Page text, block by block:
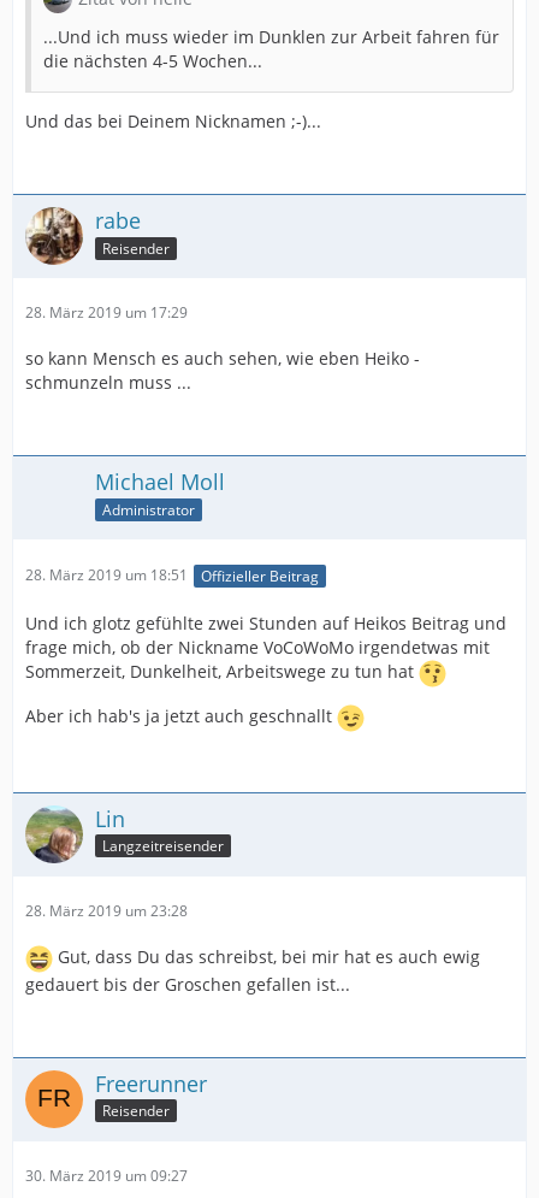
...Und ich muss wieder im Dunklen zur Arbeit fahren für
die nächsten 4-5 Wochen...
Und das bei Deinem Nicknamen ;-)...
rabe
Reisender
28. März 2019 um 17:29
so kann Mensch es auch sehen, wie eben Heiko -
schmunzeln muss ...
Michael Moll
Administrator
28. März 2019 um 18:51 Offizieller Beitrag
Und ich glotz gefühlte zwei Stunden auf Heikos Beitrag und
frage mich, ob der Nickname VoCoWoMo irgendetwas mit
Sommerzeit, Dunkelheit, Arbeitswege zu tun hat
Aber ich hab's ja jetzt auch geschnallt
Lin
Langzeitreisender
28. März 2019 um 23:28
Gut, dass Du das schreibst, bei mir hat es auch ewig
gedauert bis der Groschen gefallen ist...
Freerunner
Reisender
30. März 2019 um 09:27